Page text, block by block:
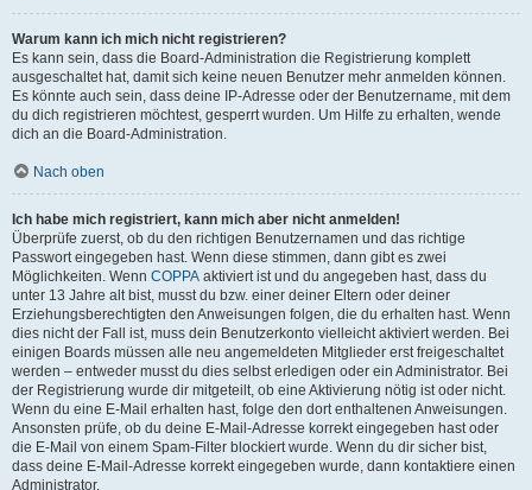
Warum kann ich mich nicht registrieren?
Es kann sein, dass die Board-Administration die Registrierung komplett
ausgeschaltet hat, damit sich keine neuen Benutzer mehr anmelden können.
Es könnte auch sein, dass deine IP-Adresse oder der Benutzername, mit dem
du dich registrieren möchtest, gesperrt wurden. Um Hilfe zu erhalten, wende
dich an die Board-Administration.
Nach oben
Ich habe mich registriert, kann mich aber nicht anmelden!
Überprüfe zuerst, ob du den richtigen Benutzernamen und das richtige
Passwort eingegeben hast. Wenn diese stimmen, dann gibt es zwei
Möglichkeiten. Wenn COPPA aktiviert ist und du angegeben hast, dass du
unter 13 Jahre alt bist, musst du bzw. einer deiner Eltern oder deiner
Erziehungsberechtigten den Anweisungen folgen, die du erhalten hast. Wenn
dies nicht der Fall ist, muss dein Benutzerkonto vielleicht aktiviert werden. Bei
einigen Boards müssen alle neu angemeldeten Mitglieder erst freigeschaltet
werden – entweder musst du dies selbst erledigen oder ein Administrator. Bei
der Registrierung wurde dir mitgeteilt, ob eine Aktivierung nötig ist oder nicht.
Wenn du eine E-Mail erhalten hast, folge den dort enthaltenen Anweisungen.
Ansonsten prüfe, ob du deine E-Mail-Adresse korrekt eingegeben hast oder
die E-Mail von einem Spam-Filter blockiert wurde. Wenn du dir sicher bist,
dass deine E-Mail-Adresse korrekt eingegeben wurde, dann kontaktiere einen
Administrator.